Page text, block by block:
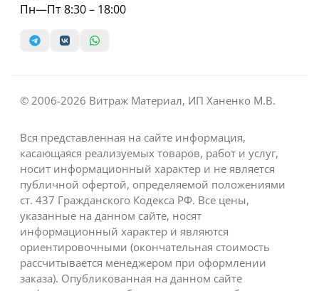
Пн—Пт 8:30 – 18:00
© 2006-2026 Витраж Материал, ИП Ханенко М.В.
Вся представленная на сайте информация,
касающаяся реализуемых товаров, работ и услуг,
носит информационный характер и не является
публичной офертой, определяемой положениями
ст. 437 Гражданского Кодекса РФ. Все цены,
указанные на данном сайте, носят
информационный характер и являются
ориентировочными (окончательная стоимость
рассчитывается менеджером при оформлении
заказа). Опубликованная на данном сайте